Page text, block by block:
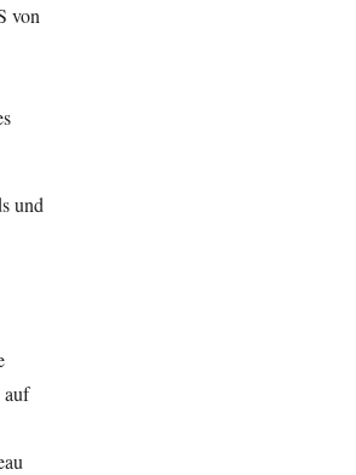
von
und
auf